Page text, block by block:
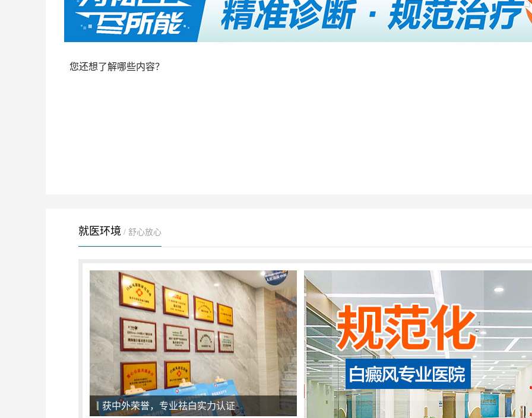
您还想了解哪些内容？
就医环境 / 舒心放心
一对一面诊，精准化治疗